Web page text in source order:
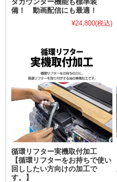
タカウンター機能も標準装
備！ 動画配信にも最適！
¥24,800(税込)
循環リフター実機取付加工
【循環リフターをお持ちで使い
回ししたい方向けの加工で
す。】